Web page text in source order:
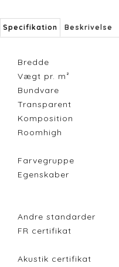
Specifikation Beskrivelse
Bredde
Vægt pr. m²
Bundvare
Transparent
Komposition
Roomhigh
Farvegruppe
Egenskaber
Andre standarder
FR certifikat
Akustik certifikat